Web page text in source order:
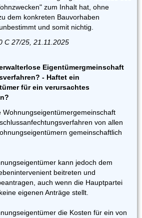
zum Inhalt hat, ohne
dem konkreten Bauvorhaben
und somit nichtig.
C 27/25, 21.11.2025
Eigentümergmeinschaft
- Haftet ein
für ein verursachtes
Wohnungseigentümergemeinschaft
von allen
gemeinschaftlich
kann jedoch dem
beitreten und
auch wenn die Hauptpartei
eigenen Anträge stellt.
die Kosten für ein von